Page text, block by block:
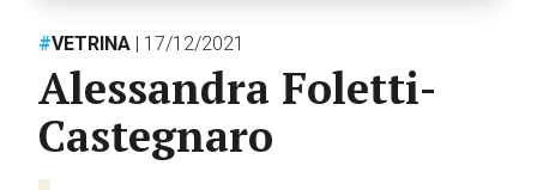
#VETRINA | 17/12/2021
Alessandra Foletti-
Castegnaro